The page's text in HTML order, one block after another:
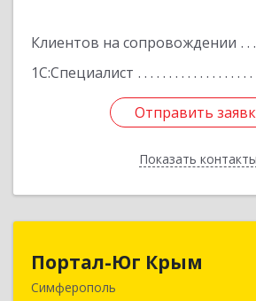
Клиентов на сопровождении
1С:Специалист
Отправить
Показать контакты
Отправить
Назад
Портал-Юг Крым
Симферополь
295015, Крым Респ,